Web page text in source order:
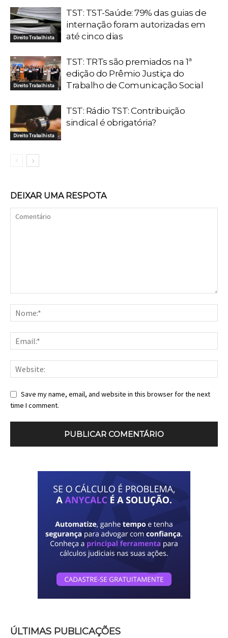
Direito Trabalhista
TST: TST-Saúde: 79% das guias de
internação foram autorizadas em
até cinco dias
Direito Trabalhista
TST: TRTs são premiados na 1ª
edição do Prêmio Justiça do
Trabalho de Comunicação Social
Direito Trabalhista
TST: Rádio TST: Contribuição
sindical é obrigatória?
DEIXAR UMA RESPOTA
Save my name, email, and website in this browser for the next
time I comment.
ÚLTIMAS PUBLICAÇÕES